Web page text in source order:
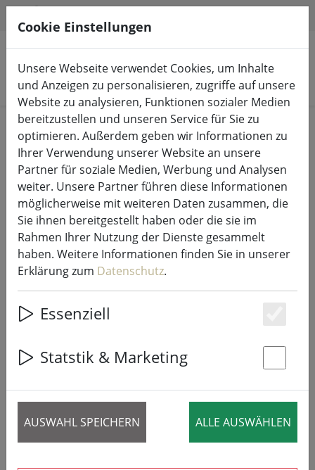
Produkte suchen
Start Lichterketten & Beleuchtung Lichterketten
Sirius Tech-Line Lichternetz Start-
Set 196 LED Farbwechsel 3 x 3 m
außen 230V schwarz
‹ ›
Cookie Einstellungen
Unsere Webseite verwendet Cookies, um Inhalte
und Anzeigen zu personalisieren, zugriffe auf unsere
Website zu analysieren, Funktionen sozialer Medien
bereitzustellen und unseren Service für Sie zu
optimieren. Außerdem geben wir Informationen zu
Ihrer Verwendung unserer Website an unsere
Partner für soziale Medien, Werbung und Analysen
weiter. Unsere Partner führen diese Informationen
möglicherweise mit weiteren Daten zusammen, die
Sie ihnen bereitgestellt haben oder die sie im
Rahmen Ihrer Nutzung der Dienste gesammelt
haben. Weitere Informationen finden Sie in unserer
Erklärung zum Datenschutz.
Essenziell
Statstik & Marketing
AUSWAHL SPEICHERN ALLE AUSWÄHLEN